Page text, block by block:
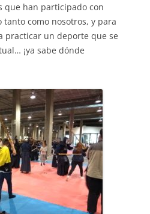
que han participado con
como nosotros, y para
practicar un deporte que se
¡ya sabe dónde